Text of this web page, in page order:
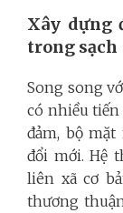
Xây dựng
trong sạch
Song song
có nhiều tiến
đảm, bộ
đổi mới. Hệ
liên xã cơ
thương